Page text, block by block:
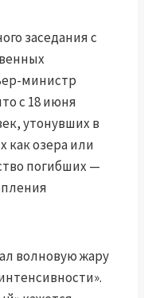
заседания с
министр
с 18 июня
утонувших в
как озера или
погибших —
волновую жару